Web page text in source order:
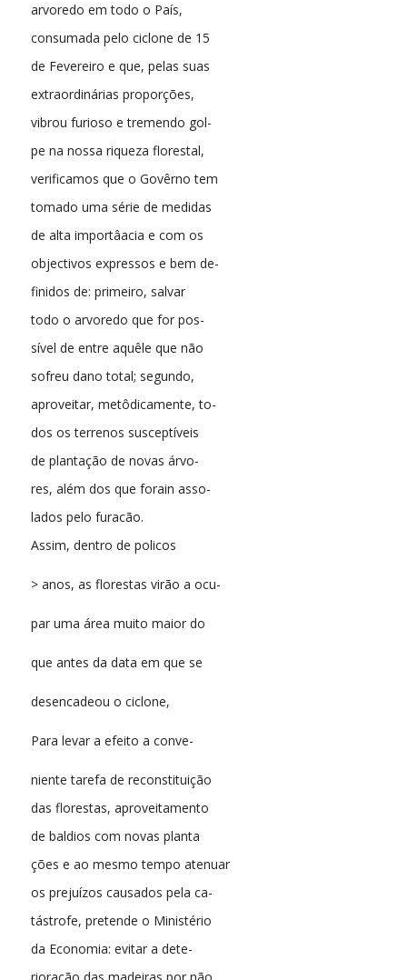
arvoredo em todo o País,
consumada pelo ciclone de 15
de Fevereiro e que, pelas suas
extraordinárias proporções,
vibrou furioso e tremendo gol-
pe na nossa riqueza florestal,
verificamos que o Govêrno tem
tomado uma série de medidas
de alta importâacia e com os
objectivos expressos e bem de-
finidos de: primeiro, salvar
todo o arvoredo que for pos-
sível de entre aquêle que não
sofreu dano total; segundo,
aproveitar, metôdicamente, to-
dos os terrenos susceptíveis
de plantação de novas árvo-
res, além dos que forain asso-
lados pelo furacão.
Assim, dentro de policos
> anos, as florestas virão a ocu-
par uma área muito maior do
que antes da data em que se
desencadeou o ciclone,
Para levar a efeito a conve-
niente tarefa de reconstituição
das florestas, aproveitamento
de baldios com novas planta
ções e ao mesmo tempo atenuar
os prejuízos causados pela ca-
tástrofe, pretende o Ministério
da Economia: evitar a dete-
rioração das madeiras por não